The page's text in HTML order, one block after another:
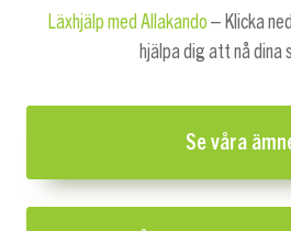
Läxhjälp med Allakando – Klicka
hjälpa dig att nå dina
Se våra